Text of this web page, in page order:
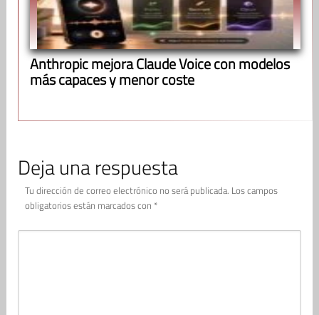
Anthropic mejora Claude Voice con modelos
más capaces y menor coste
Deja una respuesta
Tu dirección de correo electrónico no será publicada. Los campos
obligatorios están marcados con *